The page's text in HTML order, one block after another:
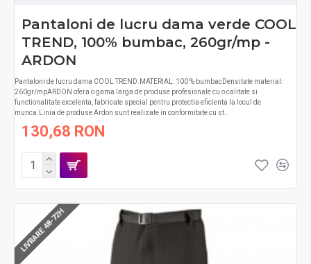
Pantaloni de lucru dama verde COOL
TREND, 100% bumbac, 260gr/mp -
ARDON
Pantaloni de lucru dama COOL TREND.MATERIAL: 100 % bumbacDensitate material:
260gr/mpARDON ofera o gama larga de produse profesionale cu o calitate si
functionalitate excelenta, fabricate special pentru protectia eficienta la locul de
munca.Linia de produse Ardon sunt realizate in conformitate cu st..
130,68 RON
LIVRARE 48-72H